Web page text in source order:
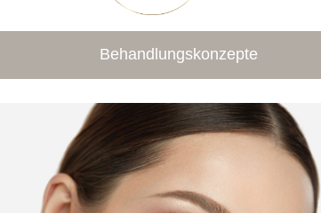
Behandlungskonzepte